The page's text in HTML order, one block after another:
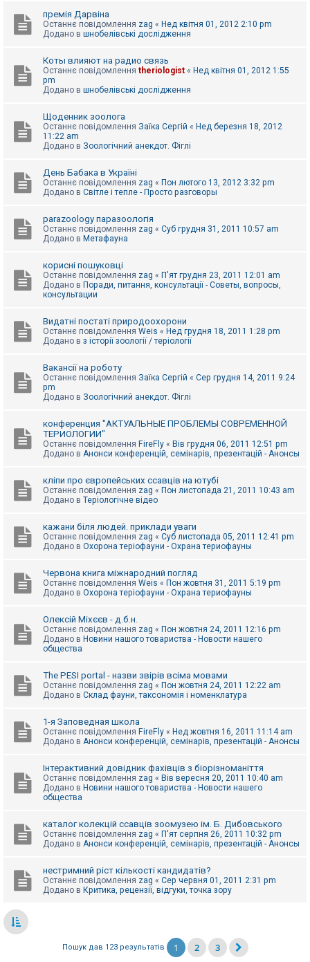
премія Дарвіна
Останнє повідомлення zag « Нед квітня 01, 2012 2:10 pm
Додано в шнобелівські дослідження
Коты влияют на радио связь
Останнє повідомлення theriologist « Нед квітня 01, 2012 1:55
pm
Додано в шнобелівські дослідження
Щоденник зоолога
Останнє повідомлення Заїка Сергій « Нед березня 18, 2012
11:22 am
Додано в Зоологічний анекдот. Фіглі
День Бабака в Україні
Останнє повідомлення zag « Пон лютого 13, 2012 3:32 pm
Додано в Світле і тепле - Просто разговоры
parazoology паразоологія
Останнє повідомлення zag « Суб грудня 31, 2011 10:57 am
Додано в Метафауна
корисні пошуковці
Останнє повідомлення zag « П'ят грудня 23, 2011 12:01 am
Додано в Поради, питання, консультації - Советы, вопросы,
консультации
Видатні постаті природоохорони
Останнє повідомлення Weis « Нед грудня 18, 2011 1:28 pm
Додано в з історії зоології / теріології
Вакансії на роботу
Останнє повідомлення Заїка Сергій « Сер грудня 14, 2011 9:24
pm
Додано в Зоологічний анекдот. Фіглі
конференция "АКТУАЛЬНЫЕ ПРОБЛЕМЫ СОВРЕМЕННОЙ
ТЕРИОЛОГИИ"
Останнє повідомлення FireFly « Вів грудня 06, 2011 12:51 pm
Додано в Анонси конференцій, семінарів, презентацій - Анонсы
кліпи про європейських ссавців на ютубі
Останнє повідомлення zag « Пон листопада 21, 2011 10:43 am
Додано в Теріологічне відео
кажани біля людей. приклади уваги
Останнє повідомлення zag « Суб листопада 05, 2011 12:41 pm
Додано в Охорона теріофауни - Охрана териофауны
Червона книга міжнародний погляд
Останнє повідомлення Weis « Пон жовтня 31, 2011 5:19 pm
Додано в Охорона теріофауни - Охрана териофауны
Олексій Міхєєв - д.б.н.
Останнє повідомлення zag « Пон жовтня 24, 2011 12:16 pm
Додано в Новини нашого товариства - Новости нашего
общества
The PESI portal - назви звірів всіма мовами
Останнє повідомлення zag « Пон жовтня 24, 2011 12:22 am
Додано в Склад фауни, таксономія і номенклатура
1-я Заповедная школа
Останнє повідомлення FireFly « Нед жовтня 16, 2011 11:14 am
Додано в Анонси конференцій, семінарів, презентацій - Анонсы
Інтерактивний довідник фахівців з біорізноманіття
Останнє повідомлення zag « Вів вересня 20, 2011 10:40 am
Додано в Новини нашого товариства - Новости нашего
общества
каталог колекцій ссавців зоомузею ім. Б. Дибовського
Останнє повідомлення zag « П'ят серпня 26, 2011 10:32 pm
Додано в Анонси конференцій, семінарів, презентацій - Анонсы
нестримний ріст кількості кандидатів?
Останнє повідомлення zag « Сер червня 01, 2011 2:31 pm
Додано в Критика, рецензії, відгуки, точка зору
Пошук дав 123 результатів 1 2 3